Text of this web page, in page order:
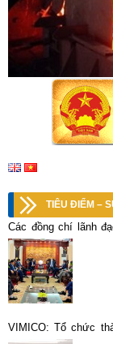
TIÊU ĐIỂM –
Các đồng chí lãnh
Nam chúc Tết cán
VIMICO: Tổ chức